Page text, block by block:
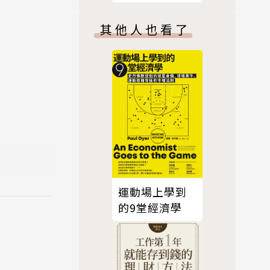
！
麼，我
。
其他人也看了
運動場上學到
的9堂經濟學